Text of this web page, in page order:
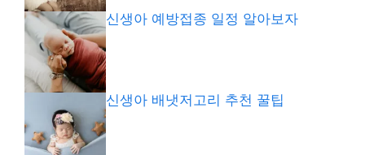
신생아 예방접종 일정 알아보자
신생아 배냇저고리 추천 꿀팁